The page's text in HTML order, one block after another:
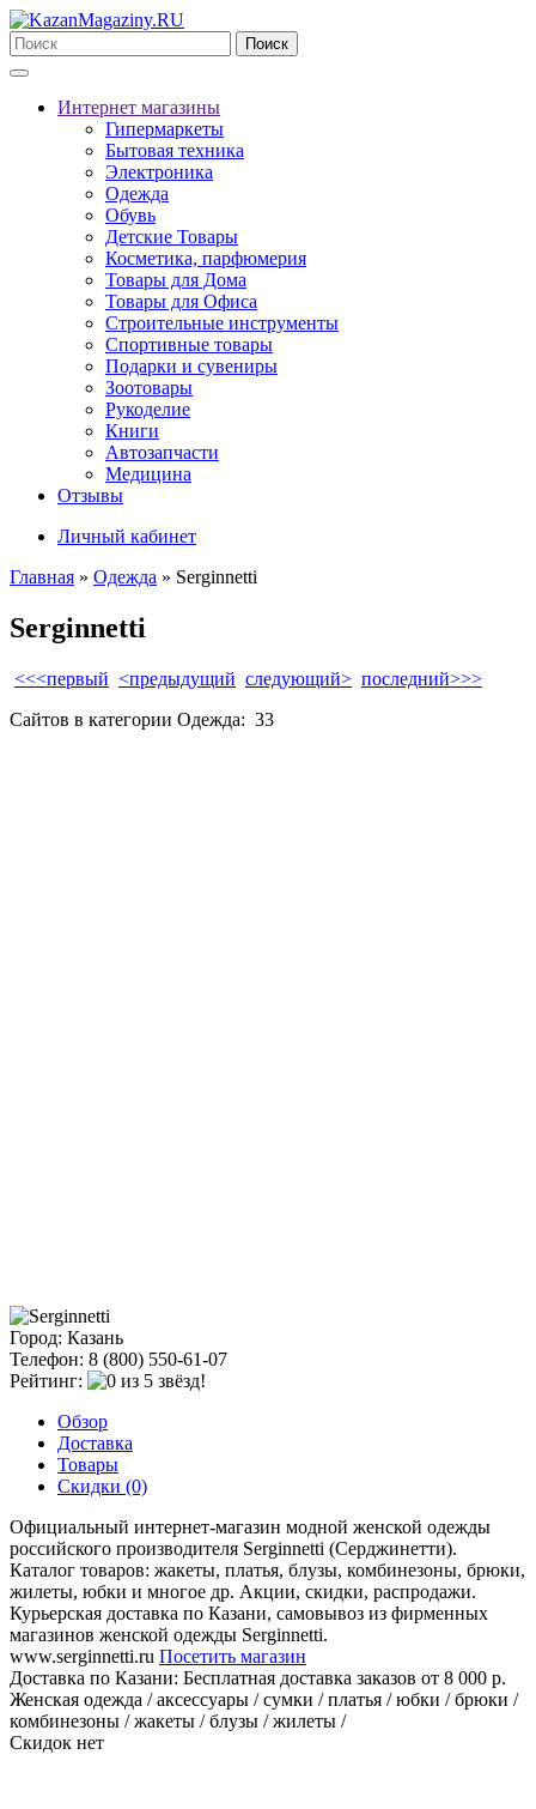
Поиск
Интернет магазины
Гипермаркеты
Бытовая техника
Электроника
Одежда
Обувь
Детские Товары
Косметика, парфюмерия
Товары для Дома
Товары для Офиса
Строительные инструменты
Спортивные товары
Подарки и сувениры
Зоотовары
Рукоделие
Книги
Автозапчасти
Медицина
Отзывы
Личный кабинет
Главная » Одежда » Serginnetti
Serginnetti
<<<первый <предыдущий следующий> последний>>>
Сайтов в категории Одежда: 33
Город: Казань
Телефон: 8 (800) 550-61-07
Рейтинг:
Обзор
Доставка
Товары
Скидки (0)
Официальный интернет-магазин модной женской одежды
российского производителя Serginnetti (Серджинетти).
Каталог товаров: жакеты, платья, блузы, комбинезоны, брюки,
жилеты, юбки и многое др. Акции, скидки, распродажи.
Курьерская доставка по Казани, самовывоз из фирменных
магазинов женской одежды Serginnetti.
www.serginnetti.ru Посетить магазин
Доставка по Казани: Бесплатная доставка заказов от 8 000 р.
Женская одежда / аксессуары / сумки / платья / юбки / брюки /
комбинезоны / жакеты / блузы / жилеты /
Скидок нет